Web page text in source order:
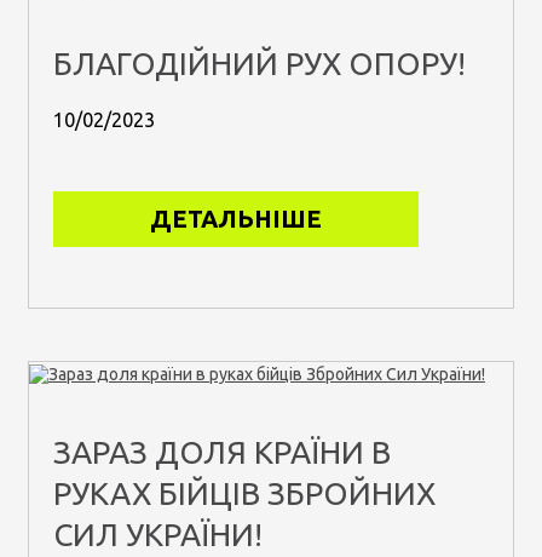
БЛАГОДІЙНИЙ РУХ ОПОРУ!
10/02/2023
ДЕТАЛЬНІШЕ
ЗАРАЗ ДОЛЯ КРАЇНИ В
РУКАХ БІЙЦІВ ЗБРОЙНИХ
СИЛ УКРАЇНИ!